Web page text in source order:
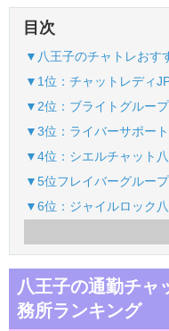
目次
▼八王子のチャトレおす
▼1位：チャットレディ
▼2位：ブライトグルー
▼3位：ライバーサポー
▼4位：シエルチャット
▼5位フレイバーグルー
▼6位：ジャイルロック
八王子の通勤チャ
務所ランキング